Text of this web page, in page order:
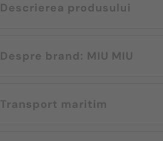
Descrierea produsului
Despre brand: MIU MIU
Transport maritim